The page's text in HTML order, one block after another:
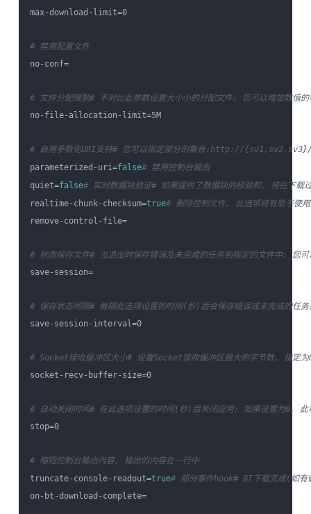
max-download-limit=0
# 禁用配置文件
no-conf=
# 文件分配限制# 不对比此参数设置大小小的分配文件; 您可以增加数值
no-file-allocation-limit=5M
# 启用参数化URI支持# 您可以指定部分的集合:http://
parameterized-uri=false# 禁用控制台输出
quiet=false# 实时数据块验证# 如果提供了数据块的校验和, 将在下载
realtime-chunk-checksum=true# 删除控制文件, 此选项将有助于使
remove-control-file=
# 状态保存文件# 当退出时保存错误及未完成的任务到指定的文件中;
save-session=
# 保存状态间隔# 每隔此选项设置的时间(秒)后会保存错误或未完成的
save-session-interval=0
# Socket接收缓冲区大小# 设置Socket接收缓冲区最大的字节数, 指定为
socket-recv-buffer-size=0
# 自动关闭时间# 在此选项设置的时间(秒)后关闭应用; 如果设置为0, 此
stop=0
# 缩短控制台输出内容, 输出的内容在一行中
truncate-console-readout=true# 部分事件hook# BT下载完成(如有
on-bt-download-complete=